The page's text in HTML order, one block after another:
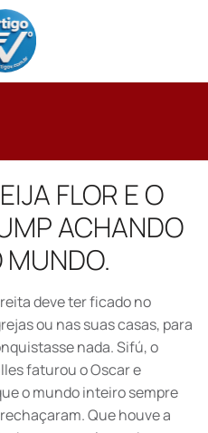
FLOR E O
ACHANDO
MUNDO.
deve ter ficado no
ou nas suas casas, para
nada. Sifú, o
faturou o Oscar e
o mundo inteiro sempre
Que houve a